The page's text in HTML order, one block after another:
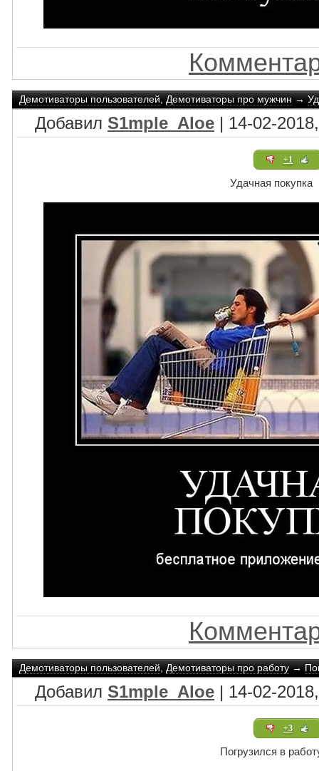
Демотиваторы пользователей,Демотиваторы про мужчин→
Добавил S1mple_Aloe | 14-02-
+1
Удачная покупка
Демотиваторы пользователей,Демотиваторы про работу→
Добавил S1mple_Aloe | 14-02-
+3
Погрузился в